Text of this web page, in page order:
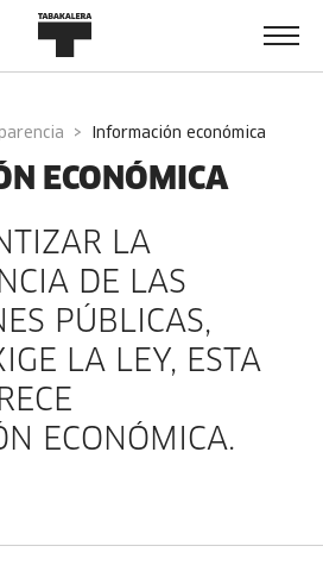
información económica
ECONÓMICA
LA
DE LAS
PÚBLICAS,
LA LEY, ESTA
ECONÓMICA.